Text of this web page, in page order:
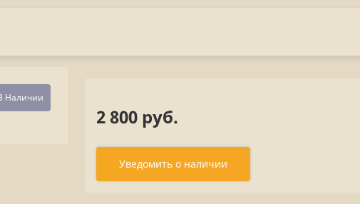
Наличии
2 800 руб.
Уведомить о наличии